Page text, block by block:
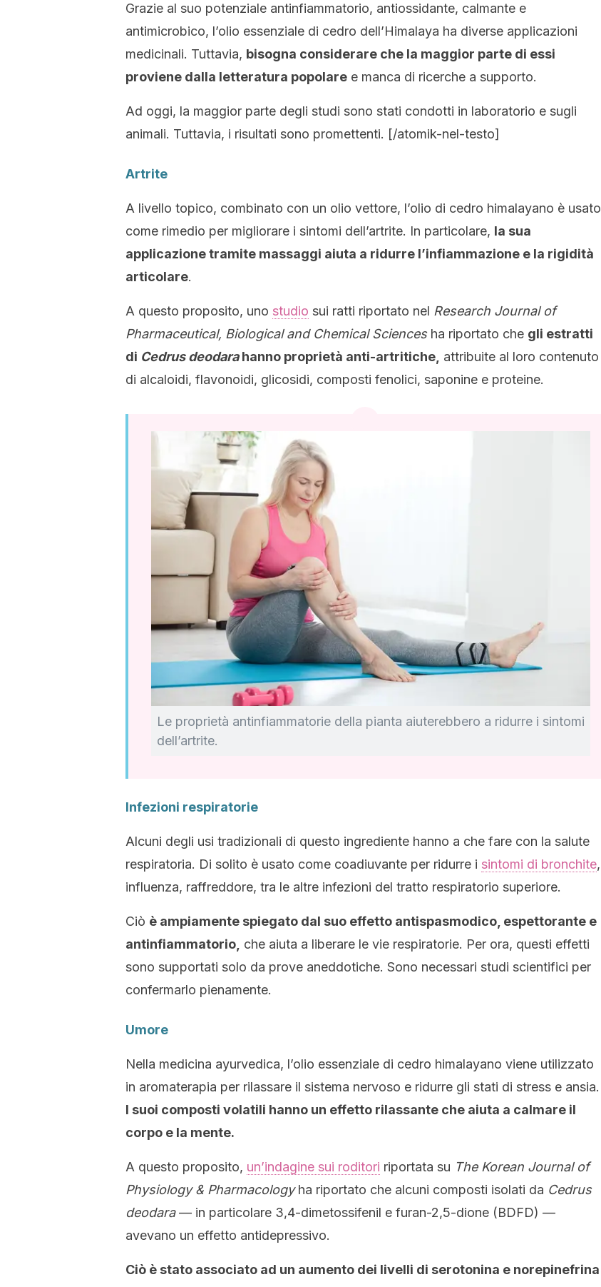
Grazie al suo potenziale antinfiammatorio, antiossidante, calmante e
antimicrobico, l’olio essenziale di cedro dell’Himalaya ha diverse applicazioni
medicinali. Tuttavia, bisogna considerare che la maggior parte di essi
proviene dalla letteratura popolare e manca di ricerche a supporto.
Ad oggi, la maggior parte degli studi sono stati condotti in laboratorio e sugli
animali. Tuttavia, i risultati sono promettenti. [/atomik-nel-testo]
Artrite
A livello topico, combinato con un olio vettore, l’olio di cedro himalayano è usato
come rimedio per migliorare i sintomi dell’artrite. In particolare, la sua
applicazione tramite massaggi aiuta a ridurre l’infiammazione e la rigidità
articolare.
A questo proposito, uno studio sui ratti riportato nel Research Journal of
Pharmaceutical, Biological and Chemical Sciencesha riportato che gli estratti
di Cedrus deodarahanno proprietà anti-artritiche, attribuite al loro contenuto
di alcaloidi, flavonoidi, glicosidi, composti fenolici, saponine e proteine.
Le proprietà antinfiammatorie della pianta aiuterebbero a ridurre i sintomi
dell’artrite.
Infezioni respiratorie
Alcuni degli usi tradizionali di questo ingrediente hanno a che fare con la salute
respiratoria. Di solito è usato come coadiuvante per ridurre i sintomi di bronchite,
influenza, raffreddore, tra le altre infezioni del tratto respiratorio superiore.
Ciò è ampiamente spiegato dal suo effetto antispasmodico, espettorante e
antinfiammatorio, che aiuta a liberare le vie respiratorie. Per ora, questi effetti
sono supportati solo da prove aneddotiche. Sono necessari studi scientifici per
confermarlo pienamente.
Umore
Nella medicina ayurvedica, l’olio essenziale di cedro himalayano viene utilizzato
in aromaterapia per rilassare il sistema nervoso e ridurre gli stati di stress e ansia.
I suoi composti volatili hanno un effetto rilassante che aiuta a calmare il
corpo e la mente.
A questo proposito, un’indagine sui roditori riportata su The Korean Journal of
Physiology & Pharmacologyha riportato che alcuni composti isolati da Cedrus
deodara— in particolare 3,4-dimetossifenil e furan-2,5-dione (BDFD) —
avevano un effetto antidepressivo.
Ciò è stato associato ad un aumento dei livelli di serotonina e norepinefrina